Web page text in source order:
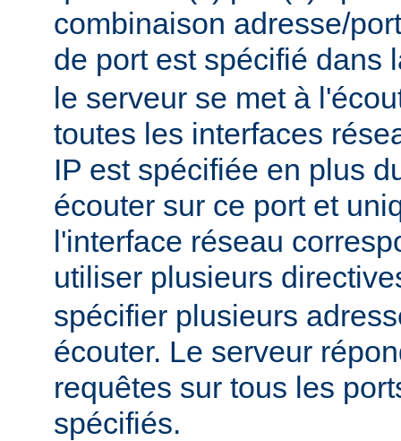
combinaison adresse/
de port est spécifié dans
le serveur se met à
toutes les interfaces
IP est spécifiée en plus
écouter sur ce port et
l'interface réseau
utiliser plusieurs
spécifier plusieurs
écouter. Le serveur
requêtes sur tous les
spécifiés.